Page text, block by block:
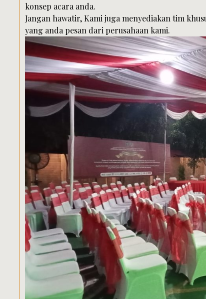
konsep acara anda.
Jangan hawatir, Kami juga menyediakan tim
yang anda pesan dari perusahaan kami.